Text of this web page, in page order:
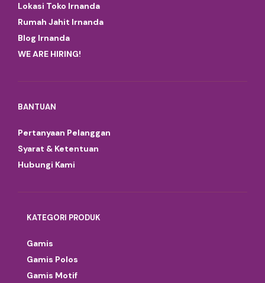
Lokasi Toko Irnanda
Rumah Jahit Irnanda
Blog Irnanda
WE ARE HIRING!
BANTUAN
Pertanyaan Pelanggan
Syarat & Ketentuan
Hubungi Kami
KATEGORI PRODUK
Gamis
Gamis Polos
Gamis Motif